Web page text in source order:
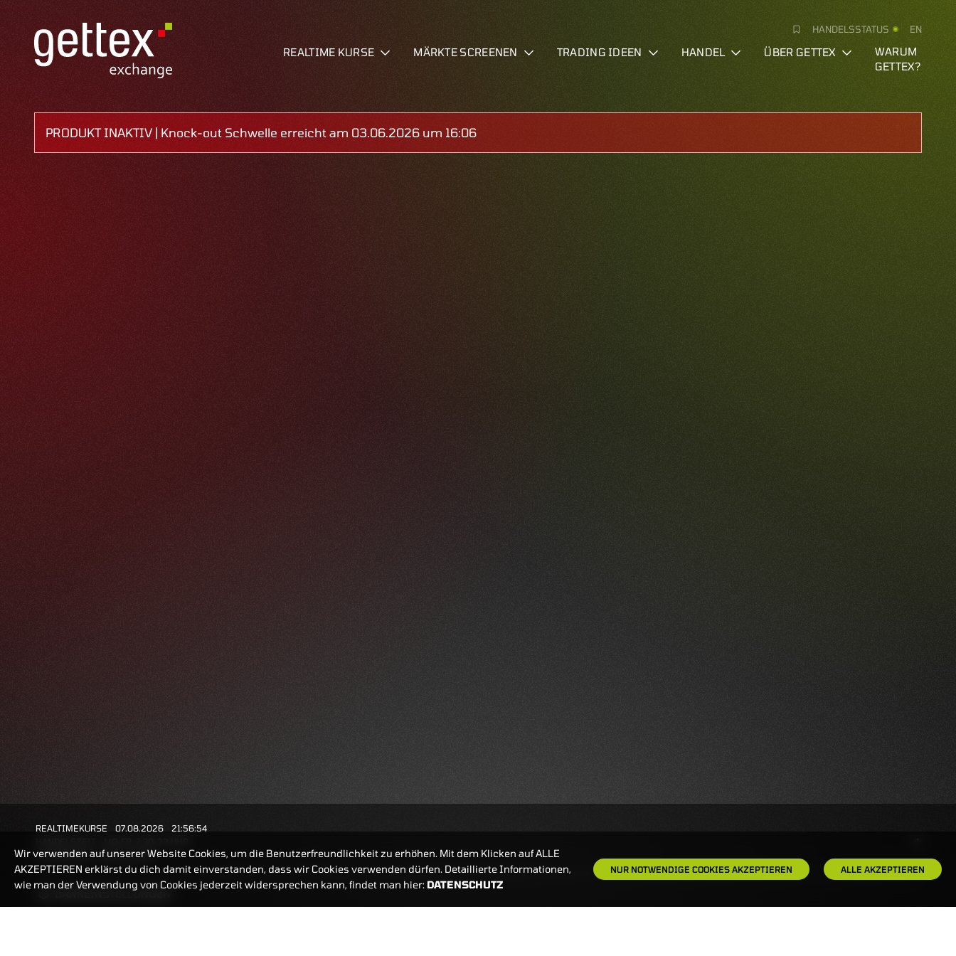
HANDELSSTATUS EN
REALTIME KURSE MÄRKTE SCREENEN TRADING IDEEN HANDEL ÜBER GETTEX
WARUM
GETTEX?
PRODUKT INAKTIV | Knock-out Schwelle erreicht am 03.06.2026 um 16:06
BANKEINSTELLUNGEN
REALTIMEKURSE 07.08.2026
21:56:54
ZERTIFIKATE
8:00-22 UHR
Wir verwenden auf unserer Website Cookies, um die Benutzerfreundlichkeit zu erhöhen. Mit dem Klicken auf ALLE
AKZEPTIEREN erklärst du dich damit einverstanden, dass wir Cookies verwenden dürfen. Detaillierte Informationen,
wie man der Verwendung von Cookies jederzeit widersprechen kann, findet man hier: DATENSCHUTZ
NUR NOTWENDIGE COOKIES AKZEPTIEREN ALLE AKZEPTIEREN